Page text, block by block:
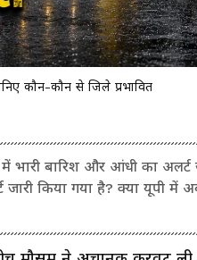
कौन-कौन से जिले प्रभावित
बारिश और आंधी का अलर्ट
किया गया है? क्या यूपी में